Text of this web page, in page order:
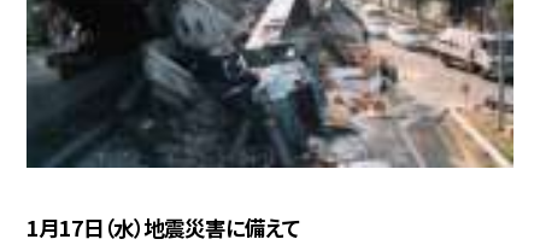
1月17日（水）地震災害に備えて